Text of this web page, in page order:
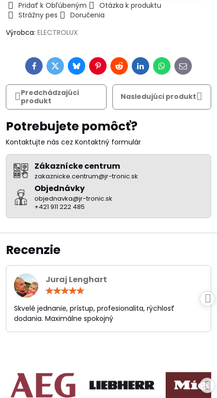
Pridať k Obľúbeným
Otázka k produktu
Strážny pes
Doručenia
Výrobca: ELECTROLUX
FacebookTwitterBlueskyPinterestRedditLinkedInWhatsApp
E-
mail
Predchádzajúci
produkt
Nasledujúci produkt
Potrebujete pomôcť?
Kontaktujte nás cez Kontaktný formulár
Zákaznícke centrum
zakaznicke.centrum@jr-tronic.sk
Objednávky
objednavka@jr-tronic.sk
+421 911 222 485
Recenzie
Juraj Lenghart
/
5
Skvelé jednanie, prístup, profesionalita, rýchlosť
dodania. Maximálne spokojný